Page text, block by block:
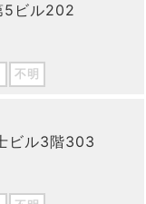
5ビル202
不明
ビル3階303